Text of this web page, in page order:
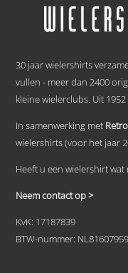
30 jaar wielershirts
vullen - meer dan 2400
kleine wielerclubs. Uit
In samenwerking met
wielershirts (voor het jaar
Heeft u een wielershirt
Neem contact op >
KvK: 17187839
BTW-nummer: